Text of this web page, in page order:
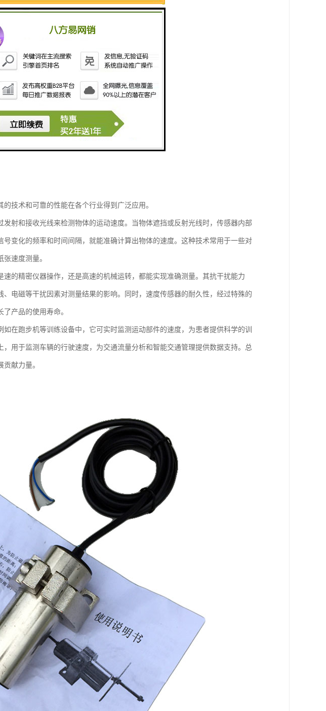
技术和可靠的性能在各个行业得到广泛应用。
射和接收光线来检测物体的运动速度。当物体遮挡或反射光线时，传感器内部
变化的频率和时间间隔，就能准确计算出物体的速度。这种技术常用于一些对
速度测量。
的精密仪器操作，还是高速的机械运转，都能实现准确测量。其抗干扰能力
电磁等干扰因素对测量结果的影响。同时，速度传感器的耐久性，经过特殊的
产品的使用寿命。
在跑步机等训练设备中，它可实时监测运动部件的速度，为患者提供科学的训
用于监测车辆的行驶速度，为交通流量分析和智能交通管理提供数据支持。总
献力量。